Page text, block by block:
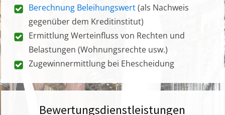
Berechnung Beleihungswert(als Nachweis
gegenüber dem Kreditinstitut)
Ermittlung Werteinfluss von Rechten und
Belastungen (Wohnungsrechte usw.)
Zugewinnermittlung bei Ehescheidung
Bewertungsdienstleistungen